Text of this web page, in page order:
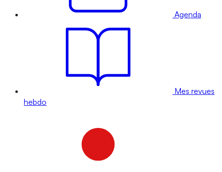
Agenda
Mes revues
hebdo